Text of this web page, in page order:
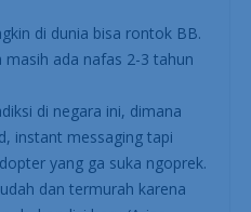
di dunia bisa rontok BB.
ada nafas 2-3 tahun
di negara ini, dimana
instant messaging tapi
yang ga suka ngoprek.
dan termurah karena